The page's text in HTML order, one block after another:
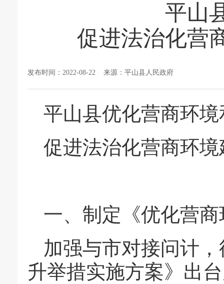
平山
促进法治化营
发布时间：2022-08-22 来源：平山县人民政府
平山县优化营商环境
促进法治化营商环
一、制定《优化营
加强与市对接问计
升举措实施方案》出